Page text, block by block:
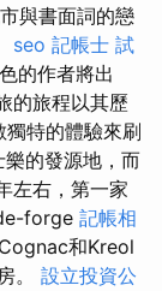
與書面詞的戀
seo 記帳士 試
的作者將出
的旅程以其歷
獨特的體驗來刷
的發源地，而
左右，第一家
forge 記帳相
Cognac和Kreol
。 設立投資公